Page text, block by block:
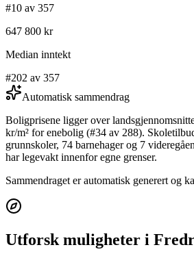
#10 av 357
647 800 kr
Median inntekt
#202 av 357
Automatisk sammendrag
Boligprisene ligger over
kr/m² for enebolig (#34 av 288).
grunnskoler, 74 barnehager og 7
har legevakt innenfor egne grenser.
Sammendraget er automatisk generert og
Utforsk muligheter i